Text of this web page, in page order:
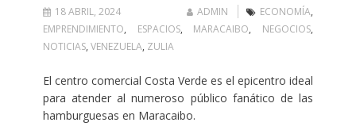
18 ABRIL, 2024 ADMIN ECONOMÍA,
EMPRENDIMIENTO, ESPACIOS, MARACAIBO, NEGOCIOS,
NOTICIAS, VENEZUELA, ZULIA
El centro comercial Costa Verde es el epicentro ideal
para atender al numeroso público fanático de las
hamburguesas en Maracaibo.